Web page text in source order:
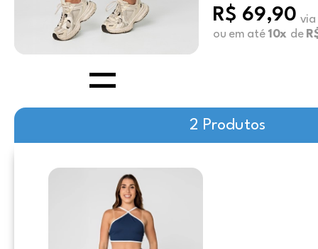
R$ 69,90 via
ou em até 10x de
2 Produtos